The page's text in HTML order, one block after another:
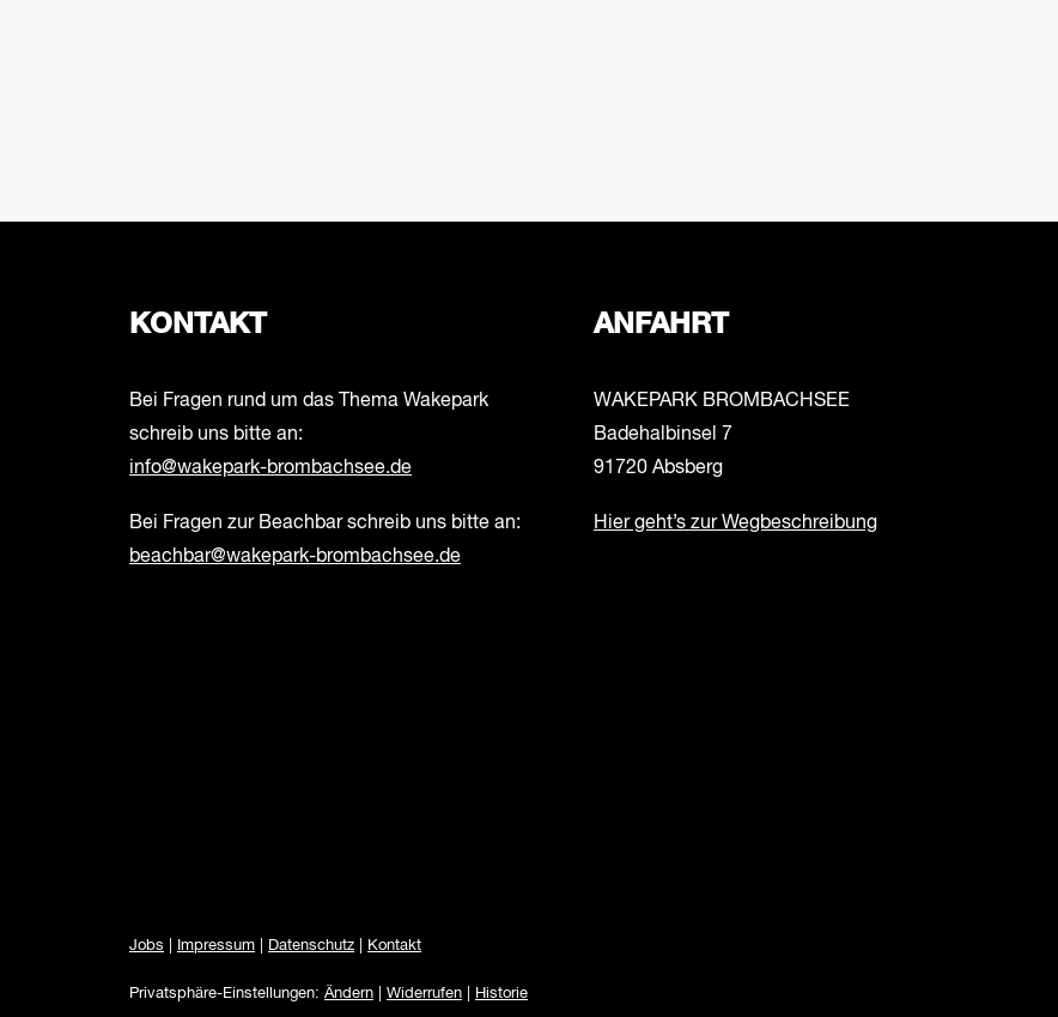
KONTAKT
Bei Fragen rund um das Thema Wakepark
schreib uns bitte an:
info@wakepark-brombachsee.de
Bei Fragen zur Beachbar schreib uns bitte an:
beachbar@wakepark-brombachsee.de
ANFAHRT
WAKEPARK BROMBACHSEE
Badehalbinsel 7
91720 Absberg
Hier geht’s zur Wegbeschreibung
Jobs Impressum Datenschutz Kontakt
Privatsphäre-Einstellungen: Ändern Widerrufen Historie